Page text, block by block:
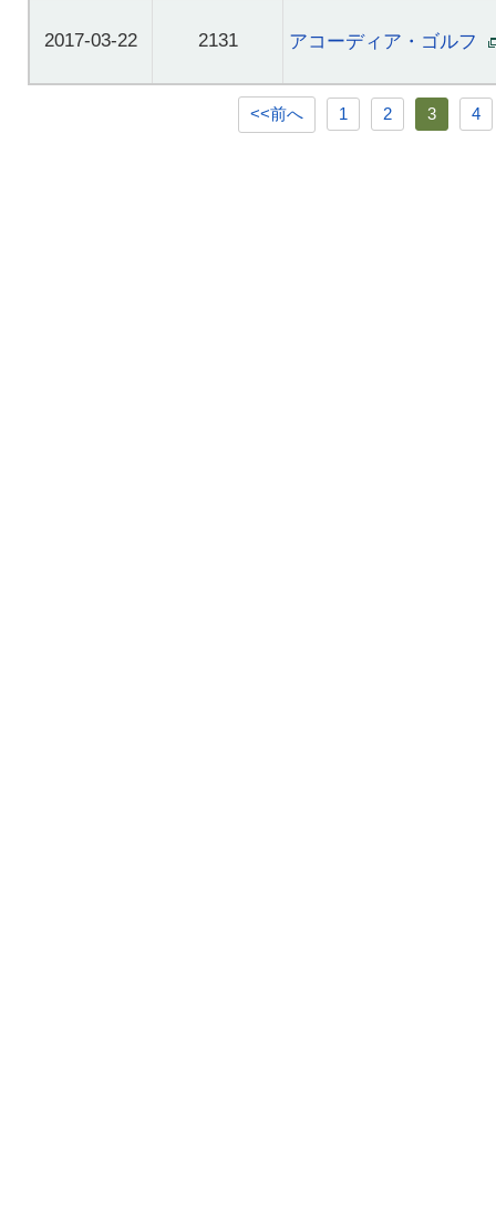
2017-03-22 2131 アコーディア・ゴルフ
<<前へ 1 2 3 4